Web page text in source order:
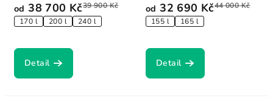
od 38 700 Kč39 900 Kč
170 l 200 l 240 l
Detail
od 32 690 Kč44 000 Kč
155 l 165 l
Detail